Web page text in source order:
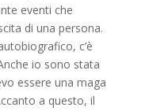
eventi che
di una persona.
c’è
io sono stata
essere una maga
a questo, il